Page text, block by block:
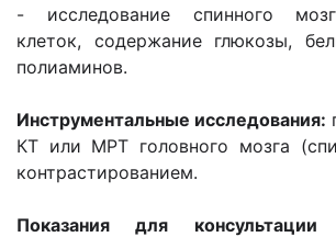
- исследование спинного
клеток, содержание глюкозы,
полиаминов.
Инструментальные исследования:
КТ или МРТ головного мозга
контрастированием.
Показания для консультации